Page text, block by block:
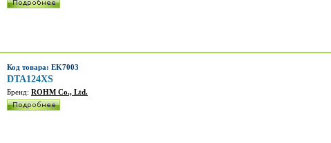
Код товара: EK7003
DTA124XS
Бренд: ROHM Co., Ltd.